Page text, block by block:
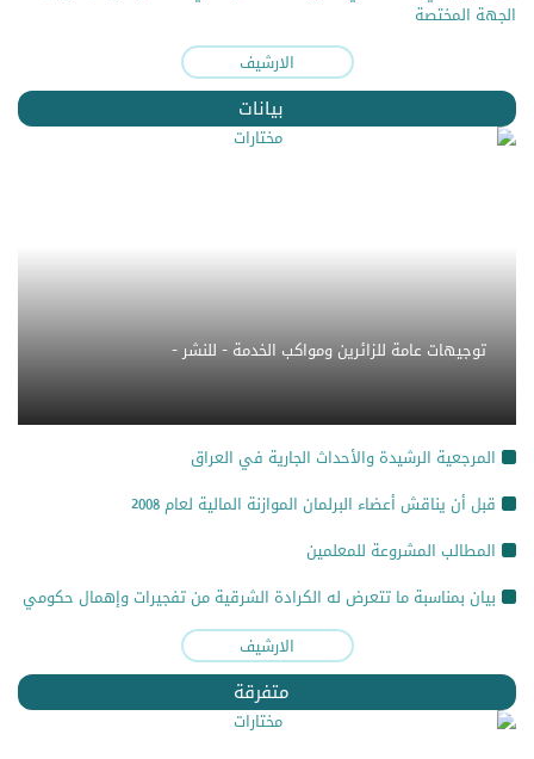
الجهة المختصة
الارشيف
بيانات
توجيهات عامة للزائرين ومواكب الخدمة - للنشر -
المرجعية الرشيدة والأحداث الجارية في العراق
قبل أن يناقش أعضاء البرلمان الموازنة المالية لعام 2008
المطالب المشروعة للمعلمين
بيان بمناسبة ما تتعرض له الكرادة الشرقية من تفجيرات وإهمال حكومي
الارشيف
متفرقة